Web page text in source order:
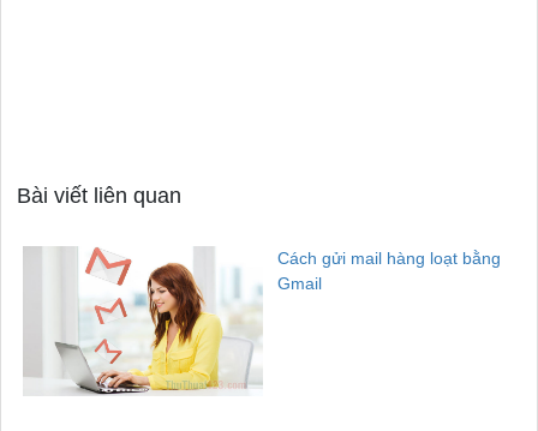
Bài viết liên quan
Cách gửi mail hàng loạt bằng
Gmail